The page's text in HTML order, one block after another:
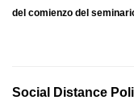
del comienzo del
Social Distance